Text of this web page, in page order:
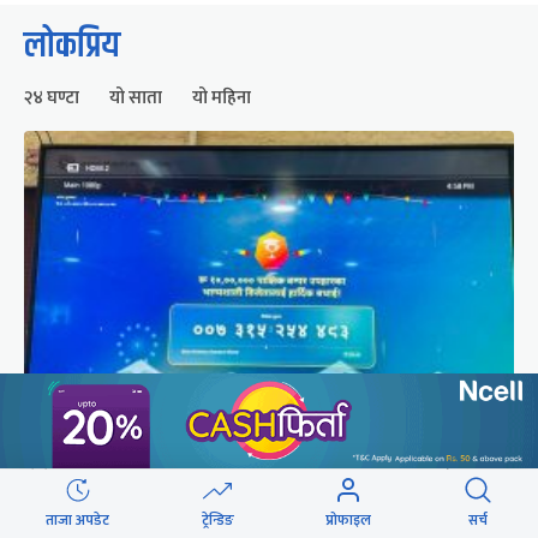
लोकप्रिय
२४ घण्टा यो साता यो महिना
२५० रुपैयाँको सामान किनेका उपभोक्ताले जिते १०
लाखको बम्पर उपहार
ताजा अपडेट ट्रेन्डिङ प्रोफाइल सर्च